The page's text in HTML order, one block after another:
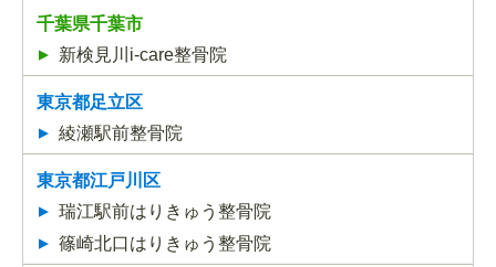
千葉県千葉市
新検見川i-care整骨院
東京都足立区
綾瀬駅前整骨院
東京都江戸川区
瑞江駅前はりきゅう整骨院
篠崎北口はりきゅう整骨院